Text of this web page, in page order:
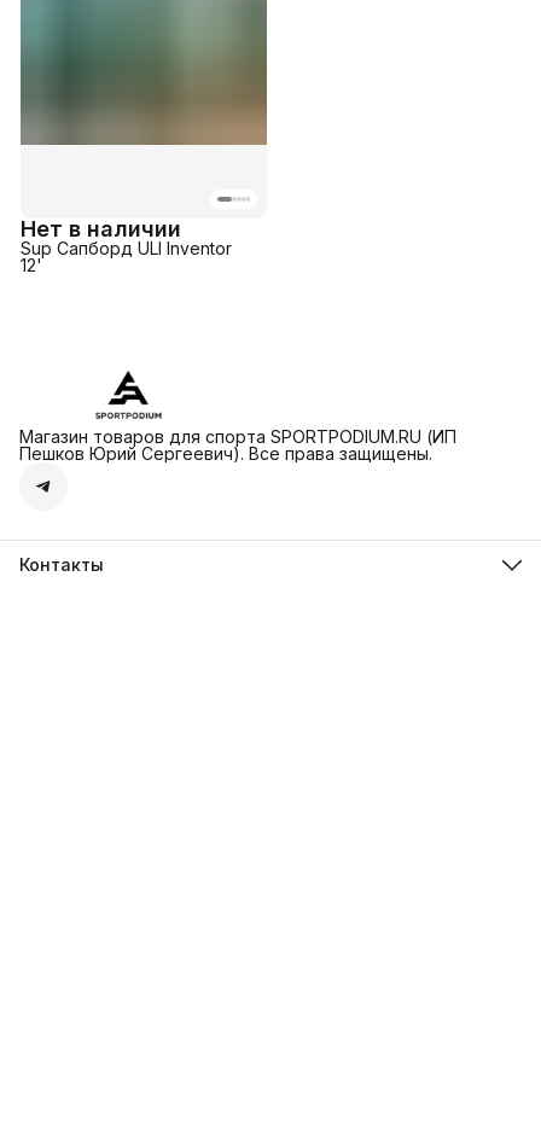
Нет в наличии
Sup Сапборд ULI Inventor
12'
Магазин товаров для спорта SPORTPODIUM.RU (ИП
Пешков Юрий Сергеевич). Все права защищены.
Контакты